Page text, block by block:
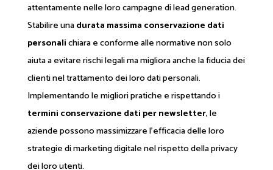
attentamente nelle loro campagne di lead generation.
Stabilire unadurata massima conservazione dati
personalichiara e conforme alle normative non solo
aiuta a evitare rischi legali ma migliora anche la fiducia dei
clienti nel trattamento dei loro dati personali.
Implementando le migliori pratiche e rispettando i
termini conservazione dati per newsletter, le
aziende possono massimizzare l'efficacia delle loro
strategie di marketing digitale nel rispetto della privacy
dei loro utenti.